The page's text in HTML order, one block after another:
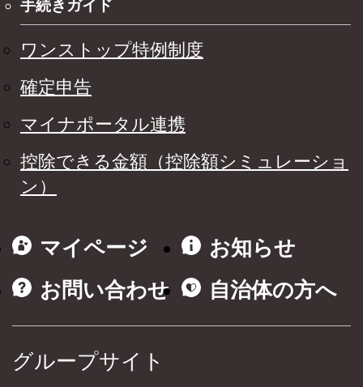
手続きガイド
ワンストップ特例制度
確定申告
マイナポータル連携
控除できる金額（控除額シミュレーショ
ン）
マイページ
お知らせ
お問い合わせ
自治体の方へ
グループサイト